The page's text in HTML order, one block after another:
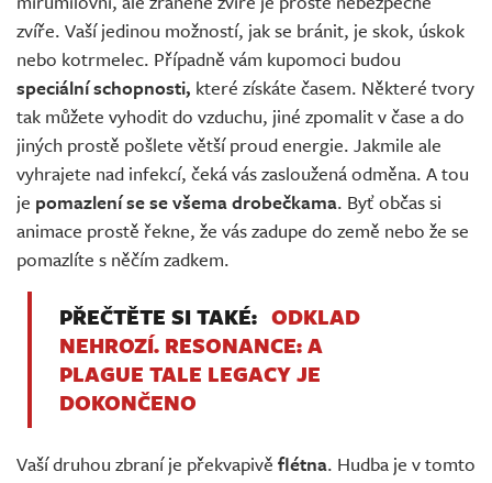
zvíře. Vaší jedinou možností, jak se bránit, je skok, úskok
nebo kotrmelec. Případně vám kupomoci budou
speciální schopnosti, které získáte časem. Některé tvory
tak můžete vyhodit do vzduchu, jiné zpomalit v čase a do
jiných prostě pošlete větší proud energie. Jakmile ale
vyhrajete nad infekcí, čeká vás zasloužená odměna. A tou
je pomazlení se se všema drobečkama. Byť občas si
animace prostě řekne, že vás zadupe do země nebo že se
pomazlíte s něčím zadkem.
PŘEČTĚTE SI TAKÉ: ODKLAD
NEHROZÍ. RESONANCE: A
PLAGUE TALE LEGACY JE
DOKONČENO
Vaší druhou zbraní je překvapivě flétna. Hudba je v tomto